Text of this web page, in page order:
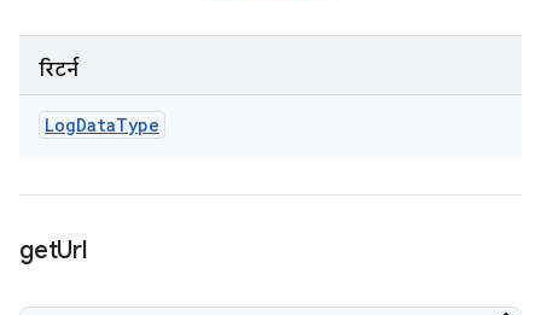
रिटर्न
LogDataType
getUrl